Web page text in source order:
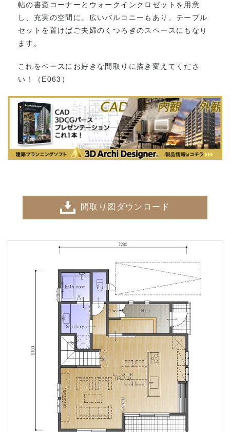
帖の書斎コーナーとウォークインクロゼットを用意
し、充実の空間に。広いバルコニーもあり、テーブル
セットを置けばご夫婦のくつろぎのスペースにもなり
ます。
これをベースにお好きな間取りに描き変えてくださ
い！（E063）
間取り図ダウンロード